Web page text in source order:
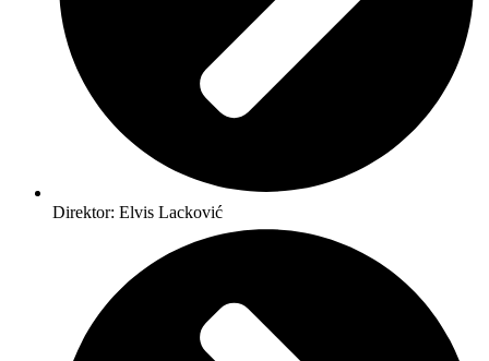
Direktor: Elvis Lacković